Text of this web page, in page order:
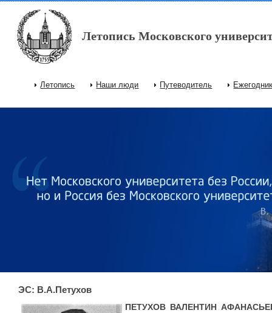
Перейти к основному содержанию
Летопись Московского
Главное меню
Летопись Наши люди Путеводитель
ЭС: В.А.Петухов
ПЕТУХОВ ВАЛЕНТИН